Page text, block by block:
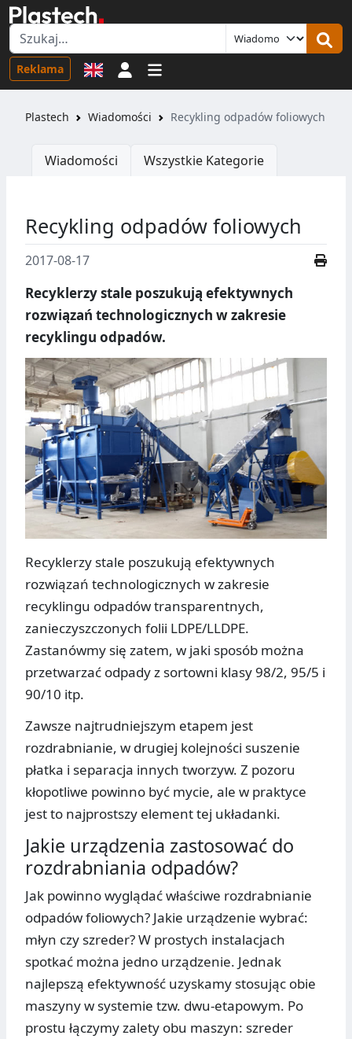
Reklama Logowanie
Plastech Wiadomości Recykling odpadów foliowych
Wiadomości Wszystkie Kategorie
Recykling odpadów foliowych
2017-08-17
Recyklerzy stale poszukują efektywnych
rozwiązań technologicznych w zakresie
recyklingu odpadów.
Recyklerzy stale poszukują efektywnych
rozwiązań technologicznych w zakresie
recyklingu odpadów transparentnych,
zanieczyszczonych folii LDPE/LLDPE.
Zastanówmy się zatem, w jaki sposób można
przetwarzać odpady z sortowni klasy 98/2, 95/5 i
90/10 itp.
Zawsze najtrudniejszym etapem jest
rozdrabnianie, w drugiej kolejności suszenie
płatka i separacja innych tworzyw. Z pozoru
kłopotliwe powinno być mycie, ale w praktyce
jest to najprostszy element tej układanki.
Jakie urządzenia zastosować do
rozdrabniania odpadów?
Jak powinno wyglądać właściwe rozdrabnianie
odpadów foliowych? Jakie urządzenie wybrać:
młyn czy szreder? W prostych instalacjach
spotkać można jedno urządzenie. Jednak
najlepszą efektywność uzyskamy stosując obie
maszyny w systemie tzw. dwu-etapowym. Po
prostu łączymy zalety obu maszyn: szreder